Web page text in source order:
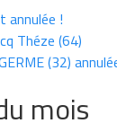
annulée !
Théze (64)
(32)
mois